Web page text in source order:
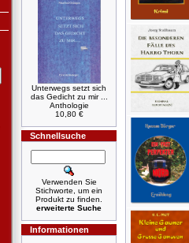
Unterwegs setzt sich
das Gedicht zu mir ...
Anthologie
10,80 €
Schnellsuche
Verwenden Sie
Stichworte, um ein
Produkt zu finden.
erweiterte Suche
Informationen